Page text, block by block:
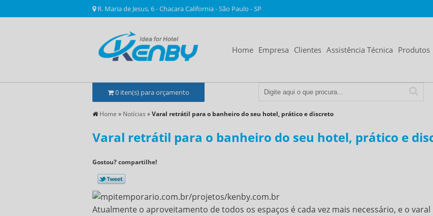
R. Maria de Jesus, 6 - Chacara California - São Paulo - SP
Home Empresa Clientes Assistência Técnica Produtos
0 iten(s) para orçamento
Home » Notícias »Varal retrátil para o banheiro do seu hotel, prático e discreto
Varal retrátil para o banheiro do seu hotel, prático e
Gostou? compartilhe!
Atualmente o aproveitamento de todos os espaços é cada vez mais necessário, e o varal